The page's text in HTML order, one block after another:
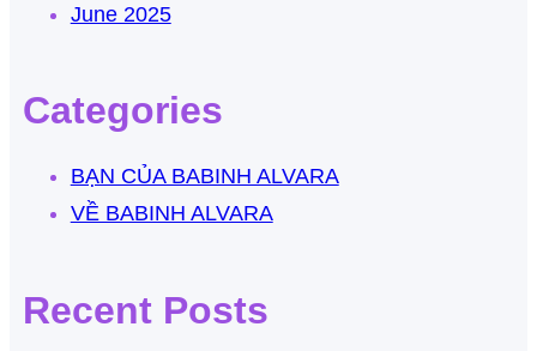
June 2025
Categories
BẠN CỦA BABINH ALVARA
VỀ BABINH ALVARA
Recent Posts